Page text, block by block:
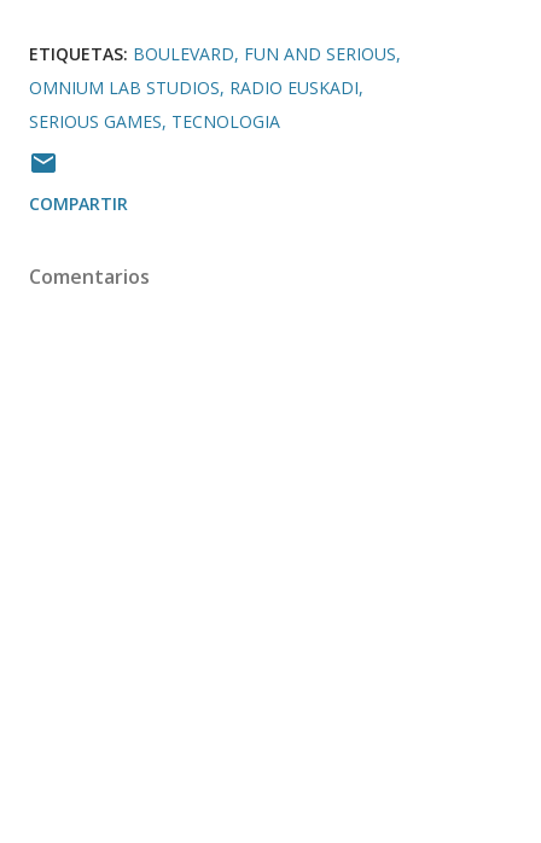
ETIQUETAS: BOULEVARD FUN AND SERIOUS
OMNIUM LAB STUDIOS RADIO EUSKADI
SERIOUS GAMES TECNOLOGIA
COMPARTIR
Comentarios